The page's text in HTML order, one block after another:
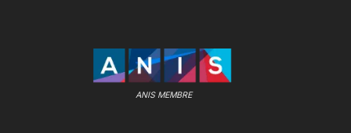
ANIS MEMBRE